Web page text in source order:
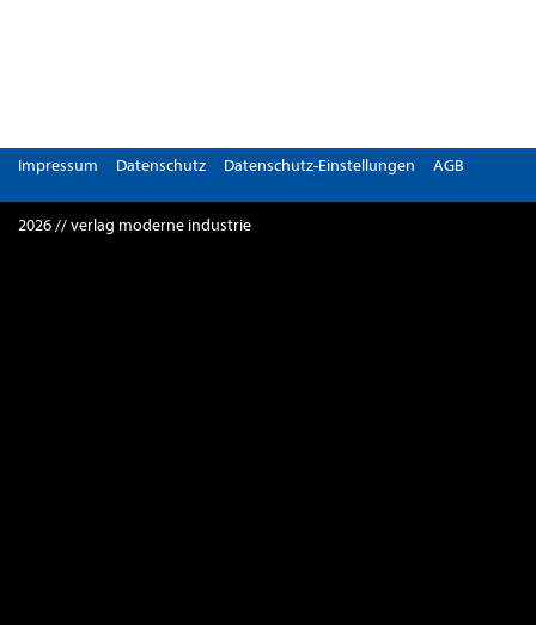
Impressum Datenschutz Datenschutz-Einstellungen AGB
2026 // verlag moderne industrie